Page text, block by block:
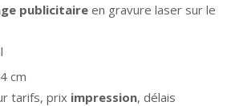
publicitaire en gravure laser sur le
cm
tarifs, prix impression, délais